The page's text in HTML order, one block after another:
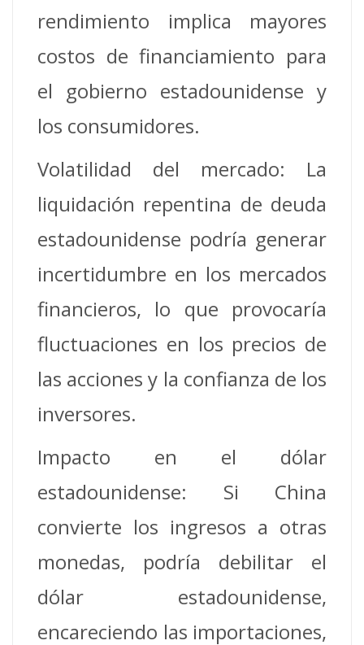
rendimiento implica mayores
costos de financiamiento para
el gobierno estadounidense y
los consumidores.
Volatilidad del mercado: La
liquidación repentina de deuda
estadounidense podría generar
incertidumbre en los mercados
financieros, lo que provocaría
fluctuaciones en los precios de
las acciones y la confianza de los
inversores.
Impacto en el dólar
estadounidense: Si China
convierte los ingresos a otras
monedas, podría debilitar el
dólar estadounidense,
encareciendo las importaciones,